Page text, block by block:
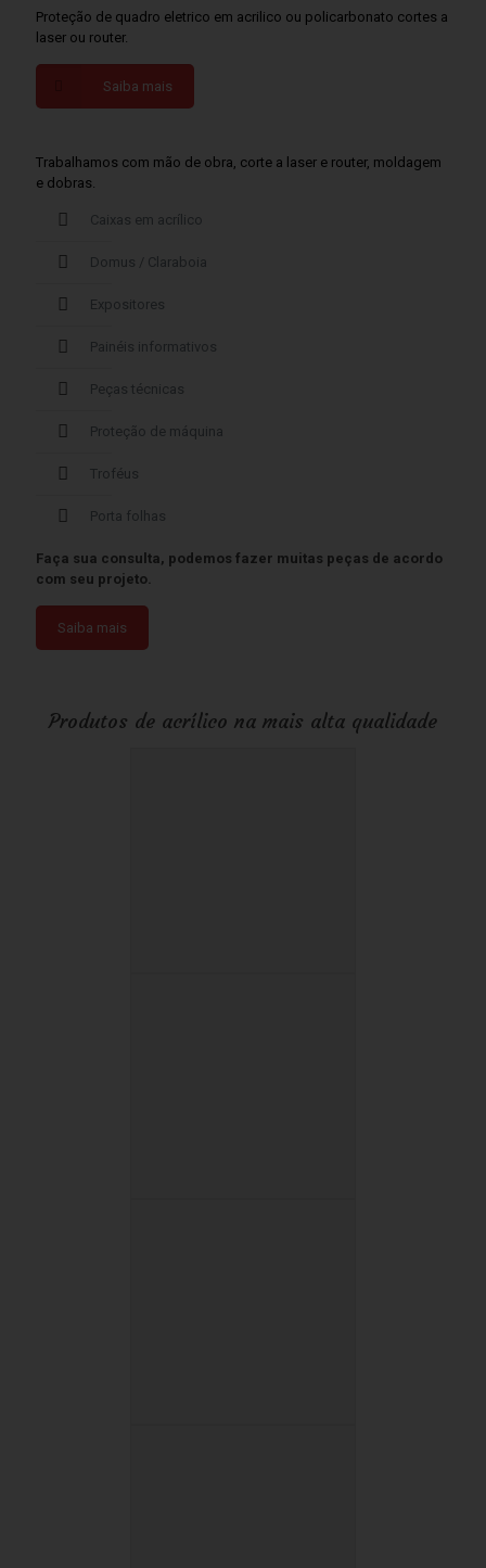
Proteção de quadro eletrico em acrilico ou policarbonato cortes a
laser ou router.
Saiba mais
Trabalhamos com mão de obra, corte a laser e router, moldagem
e dobras.
Caixas em acrílico
Domus / Claraboia
Expositores
Painéis informativos
Peças técnicas
Proteção de máquina
Troféus
Porta folhas
Faça sua consulta, podemos fazer muitas peças de acordo
com seu projeto.
Saiba mais
Produtos de acrílico na mais alta qualidade